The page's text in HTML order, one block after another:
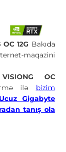
12G Bakıda
maqazini
OC
ilə bizim
Gigabyte
tanış ola